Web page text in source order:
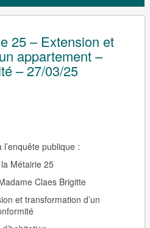
25 – Extension et
appartement –
– 27/03/25
publique :
Métairie 25
Claes Brigitte
et transformation d’un